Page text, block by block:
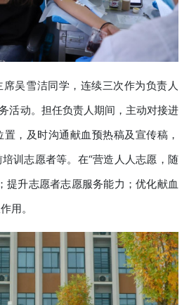
吴雪洁同学，连续三次作为负责人
活动。担任负责人期间，主动对接进
，及时沟通献血预热稿及宣传稿，
训志愿者等。在“营造人人志愿，随
提升志愿者志愿服务能力；优化献血
用。